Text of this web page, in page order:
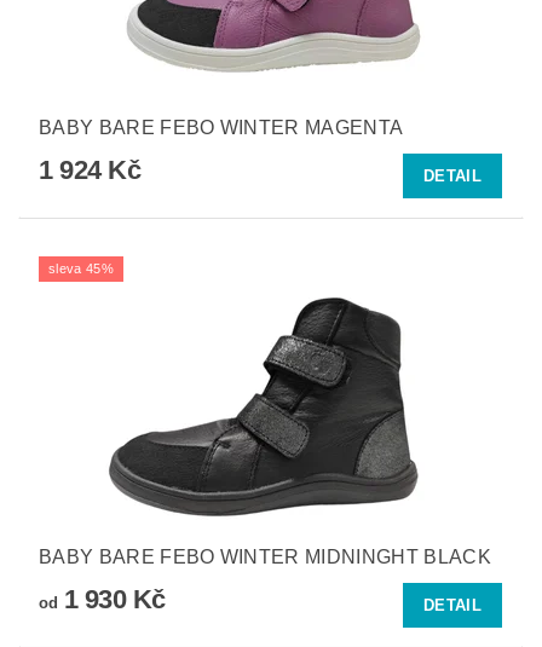
BABY BARE FEBO WINTER MAGENTA
1 924 Kč DETAIL
sleva 45%
BABY BARE FEBO WINTER MIDNINGHT BLACK
od 1 930 Kč DETAIL